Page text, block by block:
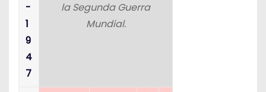
-
1
9
4
7
la Segunda Guerra
Mundial.